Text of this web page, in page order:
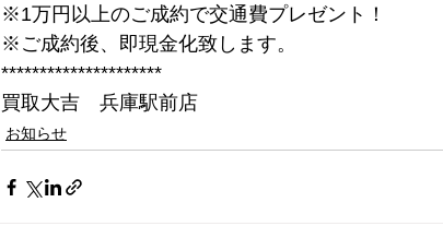
※1万円以上のご成約で交通費プレゼント！
※ご成約後、即現金化致します。
*********************
買取大吉　兵庫駅前店
お知らせ